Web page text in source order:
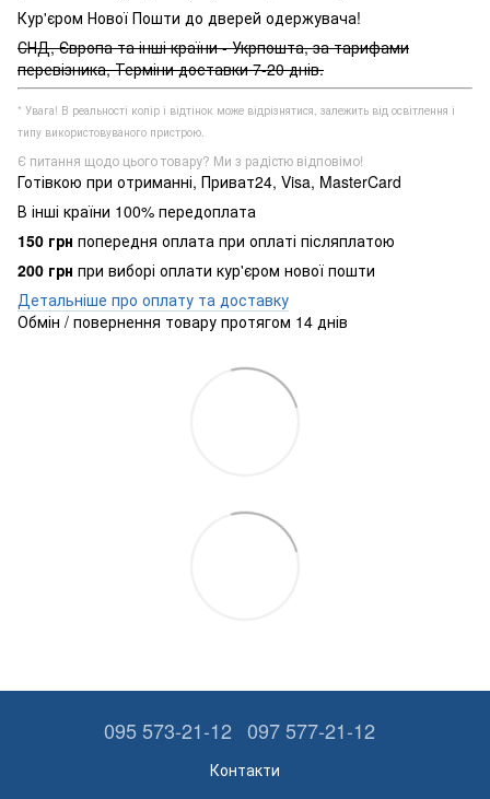
Кур'єром Нової Пошти до дверей одержувача!
СНД, Європа та інші країни - Укрпошта, за тарифами
перевізника, Терміни доставки 7-20 днів.
* Увага! В реальності колір і відтінок може відрізнятися, залежить від освітлення і
типу використовуваного пристрою.
Є питання щодо цього товару? Ми з радістю відповімо!
Готівкою при отриманні, Приват24, Visa, MasterCard
В інші країни 100% передоплата
150 грн попередня оплата при оплаті післяплатою
200 грн при виборі оплати кур'єром нової пошти
Детальніше про оплату та доставку
Обмін / повернення товару протягом 14 днів
095 573-21-12 097 577-21-12
Контакти